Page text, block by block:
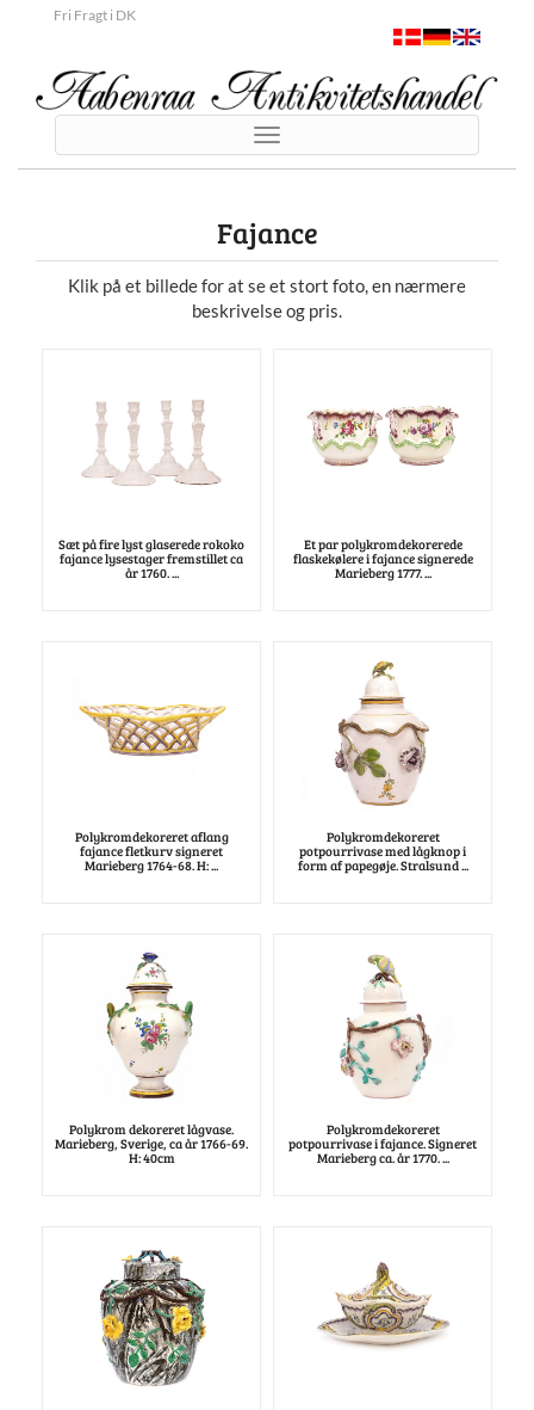
Fri Fragt i DK
Toggle
navigation
Fajance
Klik på et billede for at se et stort foto, en nærmere
beskrivelse og pris.
Sæt på fire lyst glaserede rokoko
fajance lysestager fremstillet ca
år 1760. ...
Et par polykromdekorerede
flaskekølere i fajance signerede
Marieberg 1777. ...
Polykromdekoreret aflang
fajance fletkurv signeret
Marieberg 1764-68. H: ...
Polykromdekoreret
potpourrivase med lågknop i
form af papegøje. Stralsund ...
Polykrom dekoreret lågvase.
Marieberg, Sverige, ca år 1766-69.
H: 40cm
Polykromdekoreret
potpourrivase i fajance. Signeret
Marieberg ca. år 1770. ...